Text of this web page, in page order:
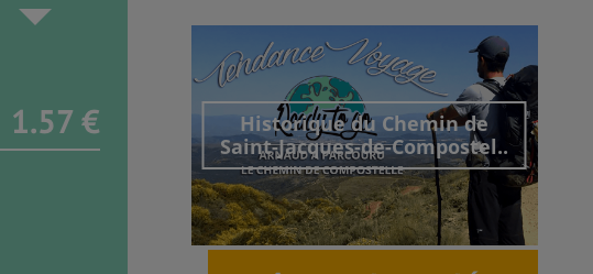
1.57 €
Découvrir cet interview
Historique du Chemin de
Saint-Jacques-de-Compostel..